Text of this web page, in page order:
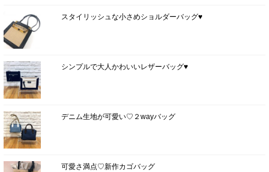
スタイリッシュな小さめショルダーバッグ♥
シンプルで大人かわいいレザーバッグ♥
デニム生地が可愛い♡２wayバッグ
可愛さ満点♡新作カゴバッグ